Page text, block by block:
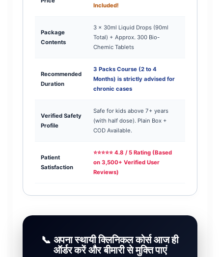
Included!
Package
Contents
3 × 30ml Liquid Drops (90ml
Total) + Approx. 300 Bio-
Chemic Tablets
Recommended
Duration
3 Packs Course (2 to 4
Months) is strictly advised for
chronic cases
Verified Safety
Profile
Safe for kids above 7+ years
(with half dose). Plain Box +
COD Available.
Patient
Satisfaction
⭐⭐⭐⭐⭐ 4.8 / 5 Rating (Based
on 3,500+ Verified User
Reviews)
📞 अपना स्थायी क्लिनिकल कोर्स आज ही
ऑर्डर करें और बीमारी से मुक्ति पाएं